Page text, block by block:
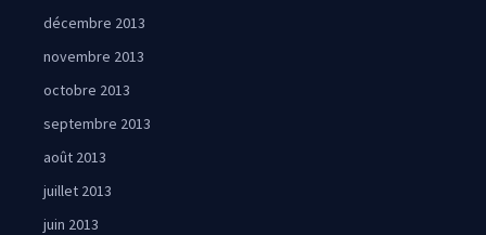
décembre 2013
novembre 2013
octobre 2013
septembre 2013
août 2013
juillet 2013
juin 2013